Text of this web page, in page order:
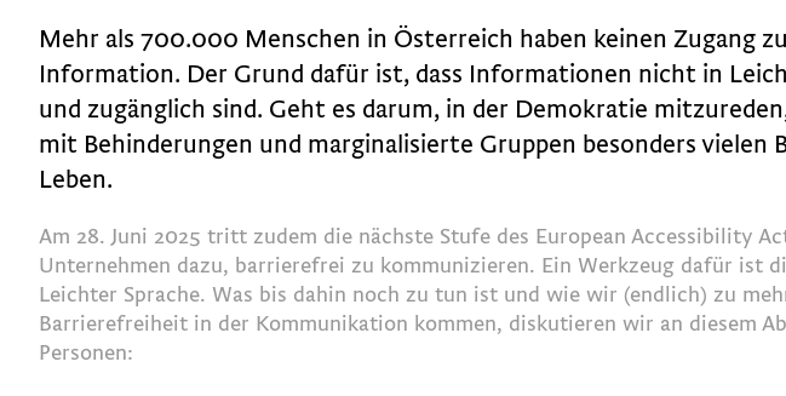
Mehr als 700.000 Menschen in Österreich haben keinen Zugang
Information. Der Grund dafür ist, dass Informationen nicht in
und zugänglich sind. Geht es darum, in der Demokratie
mit Behinderungen und marginalisierte Gruppen besonders vielen
Leben.
Am 28. Juni 2025 tritt zudem die nächste Stufe des European Acces­­si­­bility
Unter­­nehmen dazu, barrie­refrei zu kommu­­ni­­zieren. Ein Werkzeug dafür ist
Leichter Sprache. Was bis dahin noch zu tun ist und wie wir (endlich) zu
Barrierefreiheit in der Kommunikation kommen, diskutieren wir an diesem
Personen: